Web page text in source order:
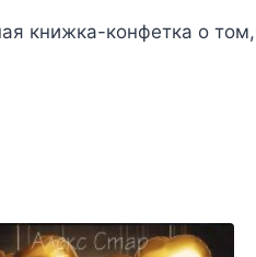
книжка-конфетка о